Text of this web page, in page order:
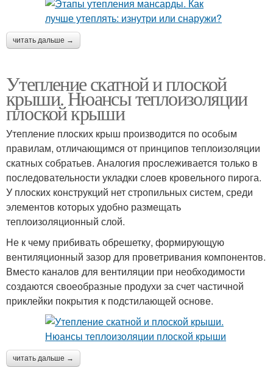
читать дальше →
Утепление скатной и плоской
крыши. Нюансы теплоизоляции
плоской крыши
Утепление плоских крыш производится по особым
правилам, отличающимся от принципов теплоизоляции
скатных собратьев. Аналогия прослеживается только в
последовательности укладки слоев кровельного пирога.
У плоских конструкций нет стропильных систем, среди
элементов которых удобно размещать
теплоизоляционный слой.
Не к чему прибивать обрешетку, формирующую
вентиляционный зазор для проветривания компонентов.
Вместо каналов для вентиляции при необходимости
создаются своеобразные продухи за счет частичной
приклейки покрытия к подстилающей основе.
читать дальше →